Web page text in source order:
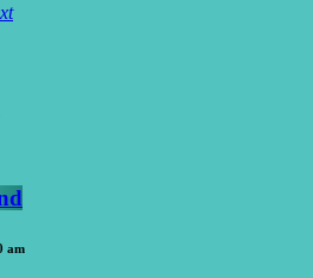
am